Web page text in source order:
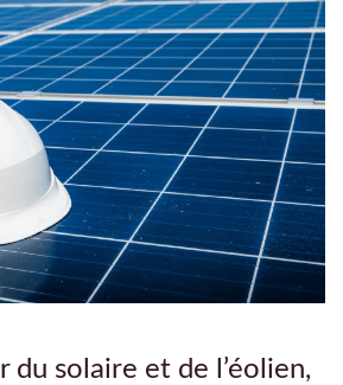
du solaire et de l’éolien,